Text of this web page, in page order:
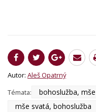
Autor: Aleš Opatrný
Témata:
bohoslužba, mše
mše svatá, bohoslužba